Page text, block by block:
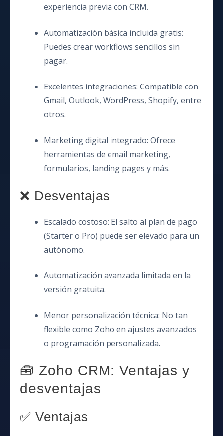
experiencia previa con CRM.
Automatización básica incluida gratis:
Puedes crear workflows sencillos sin
pagar.
Excelentes integraciones: Compatible con
Gmail, Outlook, WordPress, Shopify, entre
otros.
Marketing digital integrado: Ofrece
herramientas de email marketing,
formularios, landing pages y más.
❌ Desventajas
Escalado costoso: El salto al plan de pago
(Starter o Pro) puede ser elevado para un
autónomo.
Automatización avanzada limitada en la
versión gratuita.
Menor personalización técnica: No tan
flexible como Zoho en ajustes avanzados
o programación personalizada.
🧰 Zoho CRM: Ventajas y
desventajas
✅ Ventajas